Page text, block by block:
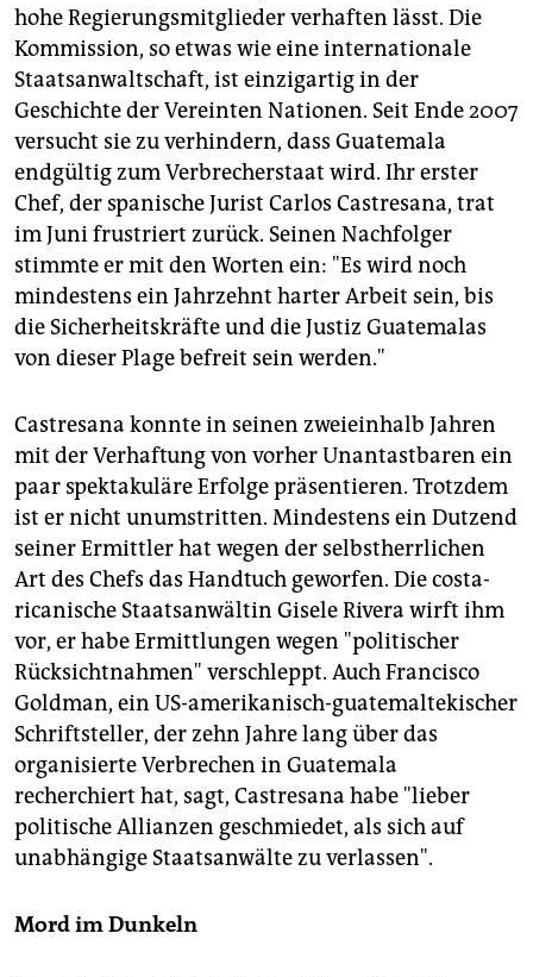
hohe Regierungsmitglieder verhaften lässt. Die
Kommission, so etwas wie eine internationale
Staatsanwaltschaft, ist einzigartig in der
Geschichte der Vereinten Nationen. Seit Ende 2007
versucht sie zu verhindern, dass Guatemala
endgültig zum Verbrecherstaat wird. Ihr erster
Chef, der spanische Jurist Carlos Castresana, trat
im Juni frustriert zurück. Seinen Nachfolger
stimmte er mit den Worten ein: "Es wird noch
mindestens ein Jahrzehnt harter Arbeit sein, bis
die Sicherheitskräfte und die Justiz Guatemalas
von dieser Plage befreit sein werden."
Castresana konnte in seinen zweieinhalb Jahren
mit der Verhaftung von vorher Unantastbaren ein
paar spektakuläre Erfolge präsentieren. Trotzdem
ist er nicht unumstritten. Mindestens ein Dutzend
seiner Ermittler hat wegen der selbstherrlichen
Art des Chefs das Handtuch geworfen. Die costa-
ricanische Staatsanwältin Gisele Rivera wirft ihm
vor, er habe Ermittlungen wegen "politischer
Rücksichtnahmen" verschleppt. Auch Francisco
Goldman, ein US-amerikanisch-guatemaltekischer
Schriftsteller, der zehn Jahre lang über das
organisierte Verbrechen in Guatemala
recherchiert hat, sagt, Castresana habe "lieber
politische Allianzen geschmiedet, als sich auf
unabhängige Staatsanwälte zu verlassen".
Mord im Dunkeln